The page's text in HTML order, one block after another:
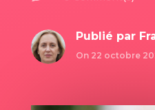
Publié par
On 22 octobre